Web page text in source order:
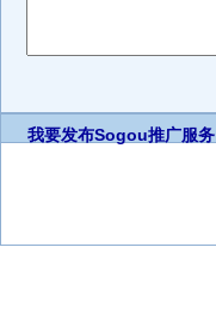
我要发布Sogou推广服务